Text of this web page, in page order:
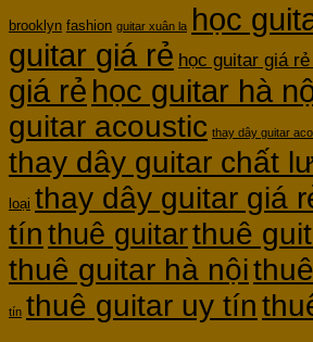
brooklyn fashion guitar xuân la học
guitar giá rẻ học guitar giá
giá rẻ học guitar hà
guitar acoustic thay dây guitar
thay dây guitar chất
loại thay dây guitar giá
tín thuê guitarthuê
thuê guitar hà nội
tín thuê guitar uy tín